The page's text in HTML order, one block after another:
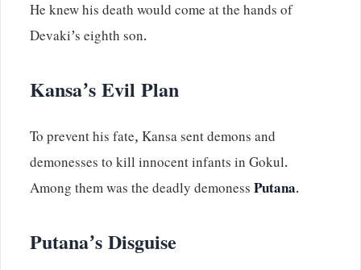
He knew his death would come at the hands of
Devaki’s eighth son.
Kansa’s Evil Plan
To prevent his fate, Kansa sent demons and
demonesses to kill innocent infants in Gokul.
Among them was the deadly demonessPutana.
Putana’s Disguise